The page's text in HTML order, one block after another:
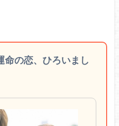
の恋、ひろいまし